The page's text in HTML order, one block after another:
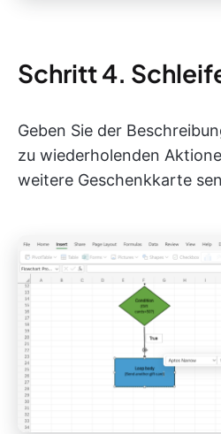
Schritt 4.
Geben Sie der
zu wiederholenden
weitere Geschenkkarte